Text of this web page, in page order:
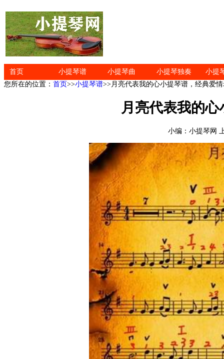
首页 小提琴谱 小提琴曲 小提琴独奏
小提
您所在的位置： 首页>>小提琴谱>>月亮代表我的心小提琴谱，经典爱
月亮代表我的
小编：小提琴网